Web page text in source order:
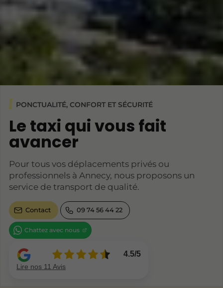
PONCTUALITÉ, CONFORT ET SÉCURITÉ
Le taxi qui vous fait
avancer
Pour tous vos déplacements privés ou
professionnels à Annecy, nous proposons un
service de transport de qualité.
Contact 09 74 56 44 22
Chattez avec nous